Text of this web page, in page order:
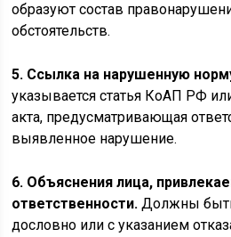
образуют состав
обстоятельств.
5. Ссылка на нарушенную
указывается статья КоАП РФ
акта, предусматривающая
выявленное нарушение.
6. Объяснения лица,
ответственности. Должны
дословно или с указанием